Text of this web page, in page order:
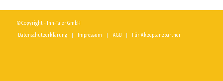
© Copyright - Inn-Taler GmbH
Datenschutzerklärung Impressum AGB Für Akzeptanzpartner